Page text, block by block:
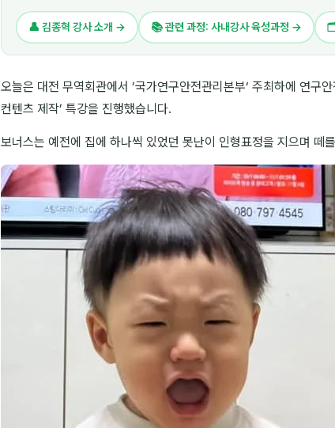
👤 김종혁 강사 소개 → 📚 관련 과정: 사내강사 육성과정 → 🗂
오늘은 대전 무역회관에서 ’국가연구안전관리본부‘ 주최하에 연구
컨텐츠 제작’ 특강을 진행했습니다.
보너스는 예전에 집에 하나씩 있었던 못난이 인형표정을 지으며 떼